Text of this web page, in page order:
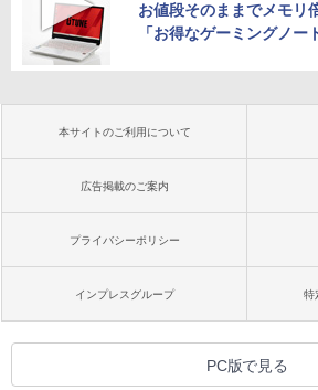
お値段そのままでメモリ
「お得なゲーミングノー
本サイトのご利用について
広告掲載のご案内
プライバシーポリシー
インプレスグループ 特
PC版で見る